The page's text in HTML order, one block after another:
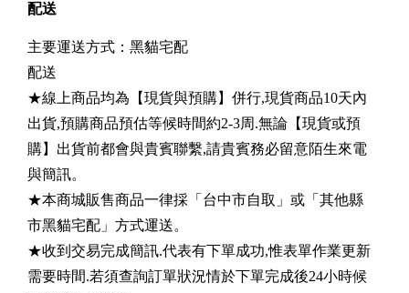
配送
主要運送方式：黑貓宅配
配送
★線上商品均為【現貨與預購】併行,現貨商品10天內
出貨,預購商品預估等候時間約2-3周.無論【現貨或預
購】出貨前都會與貴賓聯繫,請貴賓務必留意陌生來電
與簡訊。
★本商城販售商品一律採「台中市自取」或「其他縣
市黑貓宅配」方式運送。
★收到交易完成簡訊.代表有下單成功,惟表單作業更新
需要時間.若須查詢訂單狀況情於下單完成後24小時候